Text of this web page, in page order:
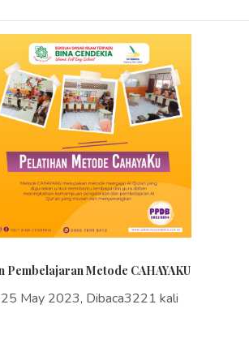
Pembelajaran Metode CAHAYAKU
May 2023, Dibaca3221 kali